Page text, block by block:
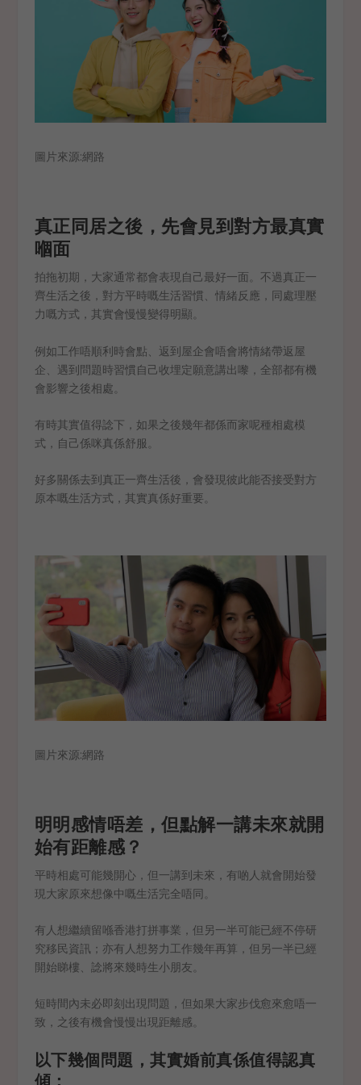
圖片來源:網路
真正同居之後，先會見到對方最真實
嗰面
拍拖初期，大家通常都會表現自己最好一面。不過真正一
齊生活之後，對方平時嘅生活習慣、情緒反應，同處理壓
力嘅方式，其實會慢慢變得明顯。
例如工作唔順利時會點、返到屋企會唔會將情緒帶返屋
企、遇到問題時習慣自己收埋定願意講出嚟，全部都有機
會影響之後相處。
有時其實值得諗下，如果之後幾年都係而家呢種相處模
式，自己係咪真係舒服。
好多關係去到真正一齊生活後，會發現彼此能否接受對方
原本嘅生活方式，其實真係好重要。
圖片來源:網路
明明感情唔差，但點解一講未來就開
始有距離感？
平時相處可能幾開心，但一講到未來，有啲人就會開始發
現大家原來想像中嘅生活完全唔同。
有人想繼續留喺香港打拼事業，但另一半可能已經不停研
究移民資訊；亦有人想努力工作幾年再算，但另一半已經
開始睇樓、諗將來幾時生小朋友。
短時間內未必即刻出現問題，但如果大家步伐愈來愈唔一
致，之後有機會慢慢出現距離感。
以下幾個問題，其實婚前真係值得認真
傾：